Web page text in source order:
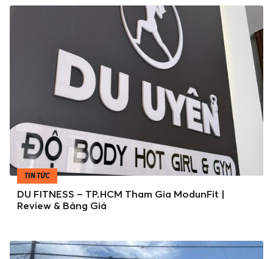
TIN TỨC
DU FITNESS – TP.HCM Tham Gia ModunFit |
Review & Bảng Giá